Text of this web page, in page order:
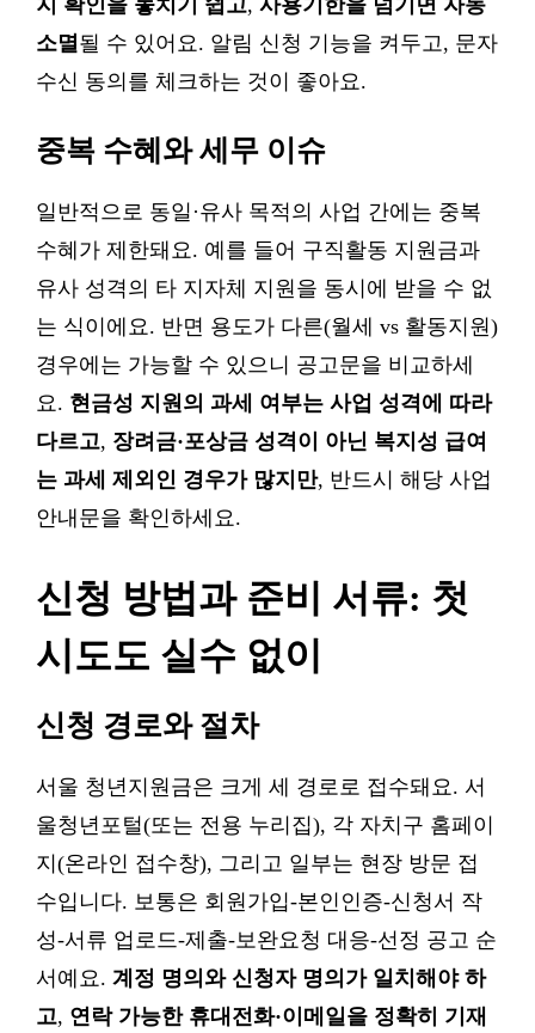
지 확인을 놓치기 쉽고, 사용기한을 넘기면 자동
소멸될 수 있어요. 알림 신청 기능을 켜두고, 문자
수신 동의를 체크하는 것이 좋아요.
중복 수혜와 세무 이슈
일반적으로 동일·유사 목적의 사업 간에는 중복
수혜가 제한돼요. 예를 들어 구직활동 지원금과
유사 성격의 타 지자체 지원을 동시에 받을 수 없
는 식이에요. 반면 용도가 다른(월세 vs 활동지원)
경우에는 가능할 수 있으니 공고문을 비교하세
요. 현금성 지원의 과세 여부는 사업 성격에 따라
다르고, 장려금·포상금 성격이 아닌 복지성 급여
는 과세 제외인 경우가 많지만, 반드시 해당 사업
안내문을 확인하세요.
신청 방법과 준비 서류: 첫
시도도 실수 없이
신청 경로와 절차
서울 청년지원금은 크게 세 경로로 접수돼요. 서
울청년포털(또는 전용 누리집), 각 자치구 홈페이
지(온라인 접수창), 그리고 일부는 현장 방문 접
수입니다. 보통은 회원가입-본인인증-신청서 작
성-서류 업로드-제출-보완요청 대응-선정 공고 순
서예요. 계정 명의와 신청자 명의가 일치해야 하
고, 연락 가능한 휴대전화·이메일을 정확히 기재